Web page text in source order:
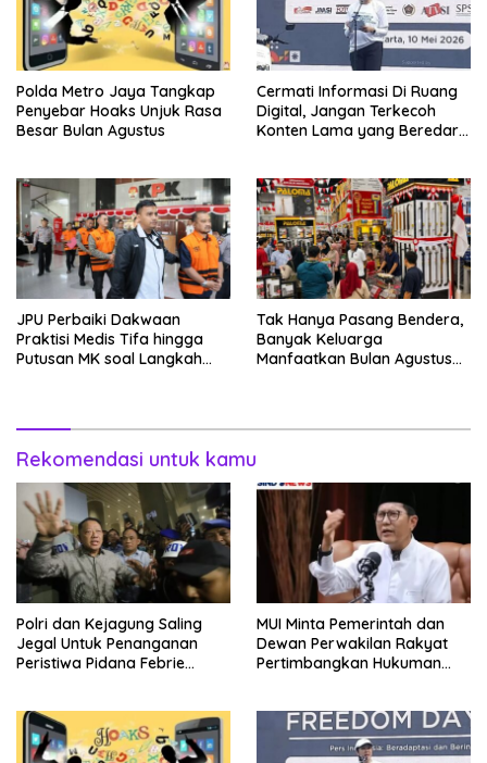
Polda Metro Jaya Tangkap
Penyebar Hoaks Unjuk Rasa
Besar Bulan Agustus
Cermati Informasi Di Ruang
Digital, Jangan Terkecoh
Konten Lama yang Beredar
JPU Perbaiki Dakwaan
Praktisi Medis Tifa hingga
Putusan MK soal Langkah
Tak Hanya Pasang Bendera,
Banyak Keluarga
Manfaatkan Bulan Agustus
Rekomendasi untuk kamu
Polri dan Kejagung Saling
Jegal Untuk Penanganan
Peristiwa Pidana Febrie
MUI Minta Pemerintah dan
Dewan Perwakilan Rakyat
Pertimbangkan Hukuman